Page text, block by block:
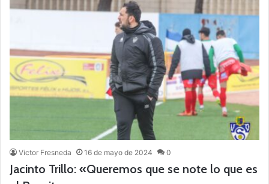
Victor Fresneda 16 de mayo de 2024 0
Jacinto Trillo: «Queremos que se note lo que es